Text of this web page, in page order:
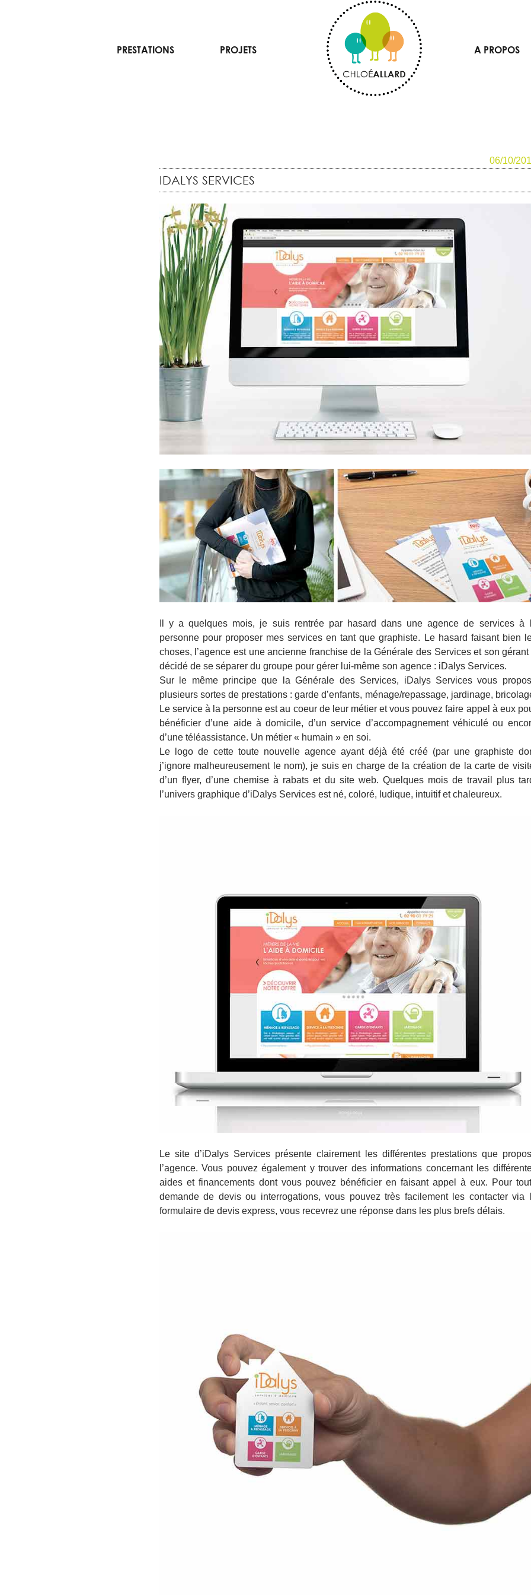
PRESTATIONS PROJETS A PROPOS
06/10/
IDALYS SERVICES
Il y a quelques mois, je suis rentrée par hasard dans une agence de services à
personne pour proposer mes services en tant que graphiste. Le hasard faisant bien
choses, l’agence est une ancienne franchise de la Générale des Services et son gérant
décidé de se séparer du groupe pour gérer lui-même son agence : iDalys Services.
Sur le même principe que la Générale des Services, iDalys Services vous
plusieurs sortes de prestations : garde d’enfants, ménage/repassage, jardinage,
Le service à la personne est au coeur de leur métier et vous pouvez faire appel à eux
bénéficier d’une aide à domicile, d’un service d’accompagnement véhiculé ou
d’une téléassistance. Un métier « humain » en soi.
Le logo de cette toute nouvelle agence ayant déjà été créé (par une graphiste
j’ignore malheureusement le nom), je suis en charge de la création de la carte de
d’un flyer, d’une chemise à rabats et du site web. Quelques mois de travail plus
l’univers graphique d’iDalys Services est né, coloré, ludique, intuitif et chaleureux.
Le site d’iDalys Services présente clairement les différentes prestations que
l’agence. Vous pouvez également y trouver des informations concernant les
aides et financements dont vous pouvez bénéficier en faisant appel à eux. Pour
demande de devis ou interrogations, vous pouvez très facilement les contacter via
formulaire de devis express, vous recevrez une réponse dans les plus brefs délais.